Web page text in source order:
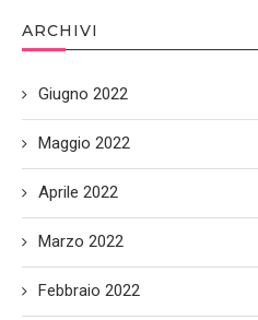
ARCHIVI
Giugno 2022
Maggio 2022
Aprile 2022
Marzo 2022
Febbraio 2022